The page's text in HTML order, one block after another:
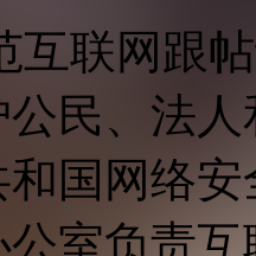
互联网跟
民、法
和国网络
室负责